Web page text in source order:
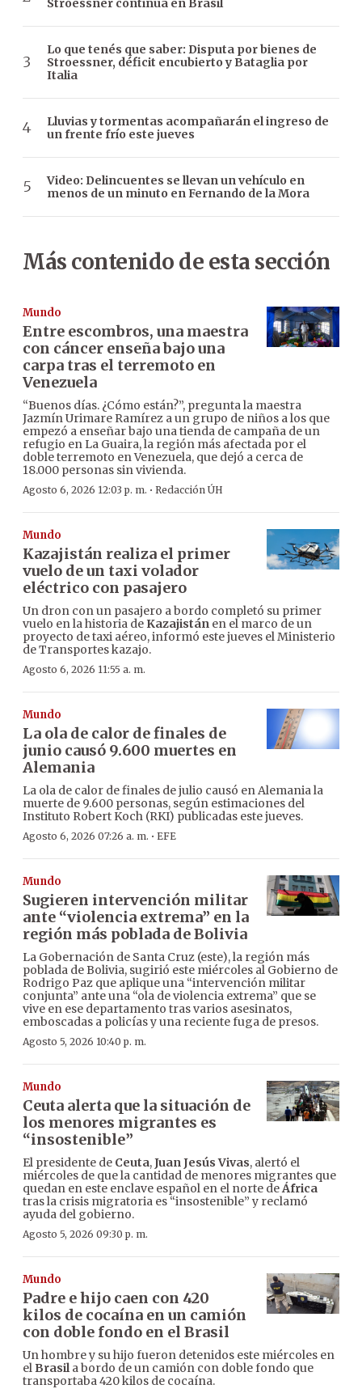
Stroessner continúa en Brasil
Lo que tenés que saber: Disputa por bienes de
Stroessner, déficit encubierto y Bataglia por
Italia
Lluvias y tormentas acompañarán el ingreso de
un frente frío este jueves
Video: Delincuentes se llevan un vehículo en
menos de un minuto en Fernando de la Mora
Más contenido de esta sección
Mundo
Entre escombros, una maestra
con cáncer enseña bajo una
carpa tras el terremoto en
Venezuela
“Buenos días. ¿Cómo están?”, pregunta la maestra
Jazmín Urimare Ramírez a un grupo de niños a los que
empezó a enseñar bajo una tienda de campaña de un
refugio en La Guaira, la región más afectada por el
doble terremoto en Venezuela, que dejó a cerca de
18.000 personas sin vivienda.
Agosto 6, 2026 12:03 p. m. · Redacción ÚH
Mundo
Kazajistán realiza el primer
vuelo de un taxi volador
eléctrico con pasajero
Un dron con un pasajero a bordo completó su primer
vuelo en la historia de Kazajistán en el marco de un
proyecto de taxi aéreo, informó este jueves el Ministerio
de Transportes kazajo.
Agosto 6, 2026 11:55 a. m.
Mundo
La ola de calor de finales de
junio causó 9.600 muertes en
Alemania
La ola de calor de finales de julio causó en Alemania la
muerte de 9.600 personas, según estimaciones del
Instituto Robert Koch (RKI) publicadas este jueves.
Agosto 6, 2026 07:26 a. m. · EFE
Mundo
Sugieren intervención militar
ante “violencia extrema” en la
región más poblada de Bolivia
La Gobernación de Santa Cruz (este), la región más
poblada de Bolivia, sugirió este miércoles al Gobierno de
Rodrigo Paz que aplique una “intervención militar
conjunta” ante una “ola de violencia extrema” que se
vive en ese departamento tras varios asesinatos,
emboscadas a policías y una reciente fuga de presos.
Agosto 5, 2026 10:40 p. m.
Mundo
Ceuta alerta que la situación de
los menores migrantes es
“insostenible”
El presidente de Ceuta,Juan Jesús Vivas, alertó el
miércoles de que la cantidad de menores migrantes que
quedan en este enclave español en el norte deÁfrica
tras la crisis migratoria es “insostenible” y reclamó
ayuda del gobierno.
Agosto 5, 2026 09:30 p. m.
Mundo
Padre e hijo caen con 420
kilos de cocaína en un camión
con doble fondo en el Brasil
Un hombre y su hijo fueron detenidos este miércoles en
el Brasila bordo de un camión con doble fondo que
transportaba 420 kilos de cocaína.